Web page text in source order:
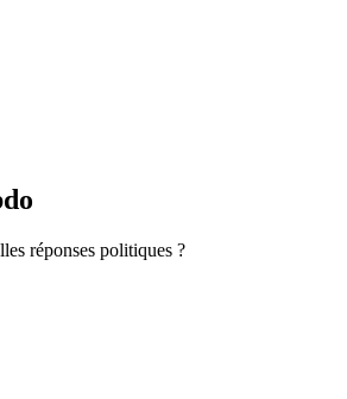
réponses politiques ?